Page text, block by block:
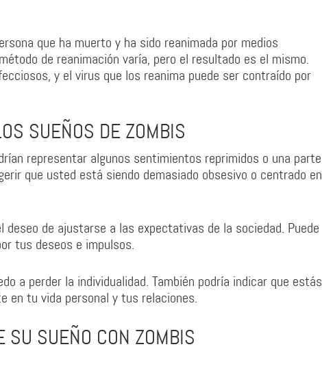
que ha muerto y ha sido reanimada por medios
de reanimación varía, pero el resultado es el mismo.
y el virus que los reanima puede ser contraído por
SUEÑOS DE ZOMBIS
representar algunos sentimientos reprimidos o una parte
que usted está siendo demasiado obsesivo o centrado en
de ajustarse a las expectativas de la sociedad. Puede
tus deseos e impulsos.
a perder la individualidad. También podría indicar que estás
en tu vida personal y tus relaciones.
SU SUEÑO CON ZOMBIS